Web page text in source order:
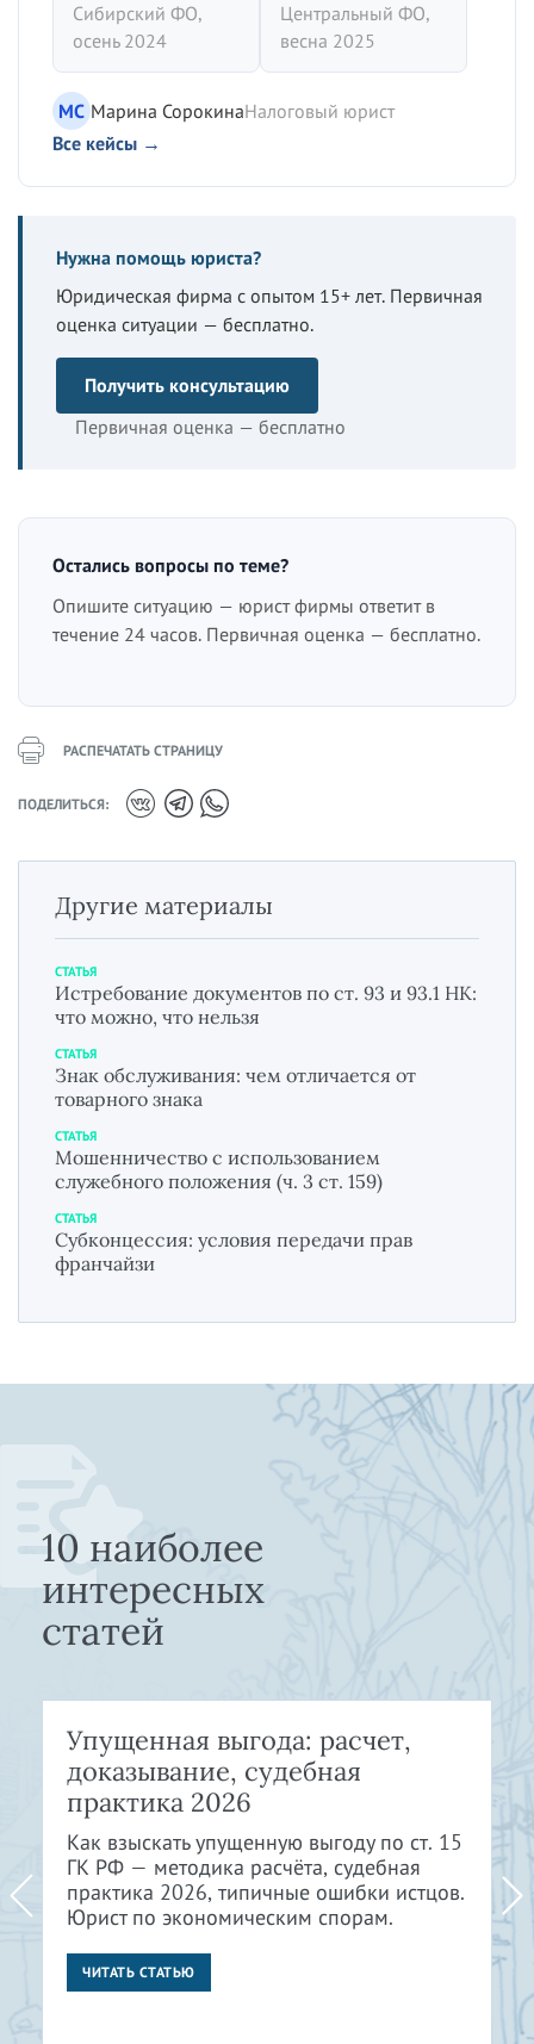
Сибирский ФО,
осень 2024
Центральный ФО,
весна 2025
МС Марина СорокинаНалоговый юрист
Все кейсы →
Нужна помощь юриста?
Юридическая фирма с опытом 15+ лет. Первичная
оценка ситуации — бесплатно.
Получить консультацию
Первичная оценка — бесплатно
Остались вопросы по теме?
Опишите ситуацию — юрист фирмы ответит в
течение 24 часов. Первичная оценка — бесплатно.
РАСПЕЧАТАТЬ СТРАНИЦУ
ПОДЕЛИТЬСЯ:
Другие материалы
СТАТЬЯ
Истребование документов по ст. 93 и 93.1 НК:
что можно, что нельзя
СТАТЬЯ
Знак обслуживания: чем отличается от
товарного знака
СТАТЬЯ
Мошенничество с использованием
служебного положения (ч. 3 ст. 159)
СТАТЬЯ
Субконцессия: условия передачи прав
франчайзи
10 наиболее
интересных
статей
Упущенная выгода: расчет,
доказывание, судебная
практика 2026
Как взыскать упущенную выгоду по ст. 15
ГК РФ — методика расчёта, судебная
практика 2026, типичные ошибки истцов.
Юрист по экономическим спорам.
ЧИТАТЬ СТАТЬЮ